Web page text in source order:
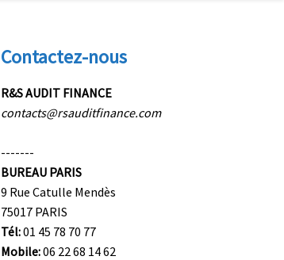
Contactez-nous
R&S AUDIT FINANCE
contacts@rsauditfinance.com
-------
BUREAU PARIS
9 Rue Catulle Mendès
75017 PARIS
Tél:01 45 78 70 77
Mobile:06 22 68 14 62